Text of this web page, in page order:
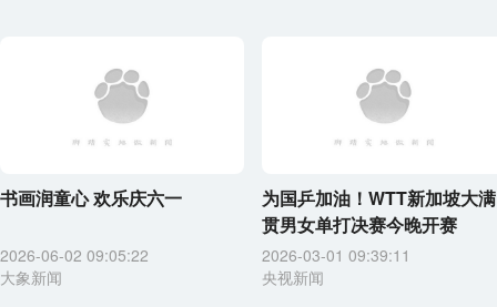
书画润童心 欢乐庆六一
2026-06-02 09:05:22
大象新闻
为国乒加油！WTT新加坡大满
贯男女单打决赛今晚开赛
2026-03-01 09:39:11
央视新闻